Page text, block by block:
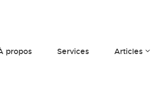
propos Services Articles